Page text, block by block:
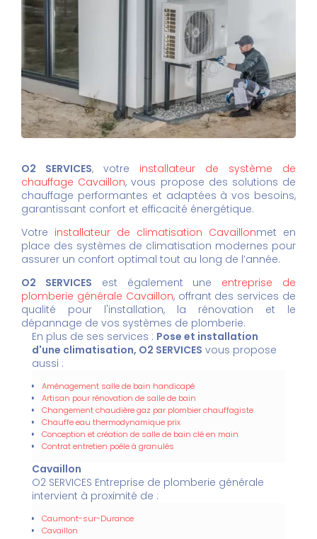
O2 SERVICES, votre installateur de système de
chauffage Cavaillon, vous propose des solutions de
chauffage performantes et adaptées à vos besoins,
garantissant confort et efficacité énergétique.
Votre installateur de climatisation Cavaillonmet en
place des systèmes de climatisation modernes pour
assurer un confort optimal tout au long de l’année.
O2 SERVICES est également une entreprise de
plomberie générale Cavaillon, offrant des services de
qualité pour l'installation, la rénovation et le
dépannage de vos systèmes de plomberie.
En plus de ses services : Pose et installation
d'une climatisation, O2 SERVICES vous propose
aussi :
Aménagement salle de bain handicapé
Artisan pour rénovation de salle de bain
Changement chaudière gaz par plombier chauffagiste
Chauffe eau thermodynamique prix
Conception et création de salle de bain clé en main
Contrat entretien poêle à granulés
Cavaillon
O2 SERVICES Entreprise de plomberie générale
intervient à proximité de :
Caumont-sur-Durance
Cavaillon